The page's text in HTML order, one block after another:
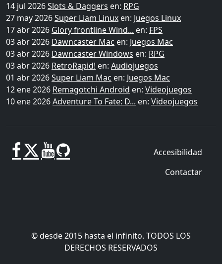
14 jul 2026Slots & Daggers en: RPG
27 may 2026Super Liam Linux en: Juegos Linux
17 abr 2026 Glory frontline Wind... en: FPS
03 abr 2026 Dawncaster Mac en: Juegos Mac
03 abr 2026 Dawncaster Windows en: RPG
03 abr 2026 RetroRapid! en: Audiojuegos
01 abr 2026Super Liam Mac en: Juegos Mac
12 ene 2026 Remagotchi Android en: Videojuegos
10 ene 2026Adventure To Fate: D... en: Videojuegos
Accesibilidad
Contactar
© desde 2015 hasta el infinito. TODOS LOS
DERECHOS RESERVADOS